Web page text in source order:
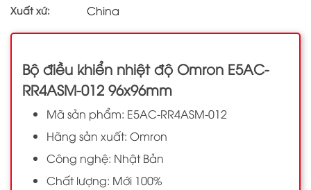
Xuất xứ: China
Bộ điều khiển nhiệt độ Omron E5AC-
RR4ASM-012 96x96mm
Mã sản phẩm: E5AC-RR4ASM-012
Hãng sản xuất: Omron
Công nghệ: Nhật Bản
Chất lượng: Mới 100%